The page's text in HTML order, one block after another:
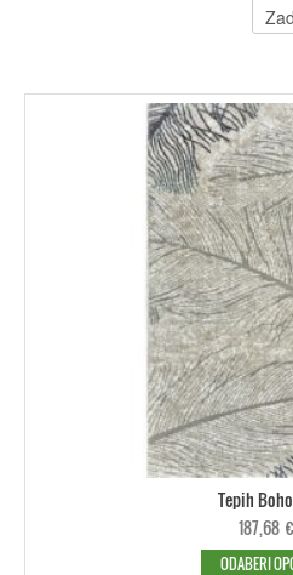
Tepih
187,68 €
ODABERI